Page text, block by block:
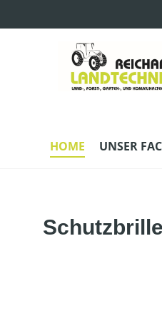
HOME UNSER
Bildergalerie